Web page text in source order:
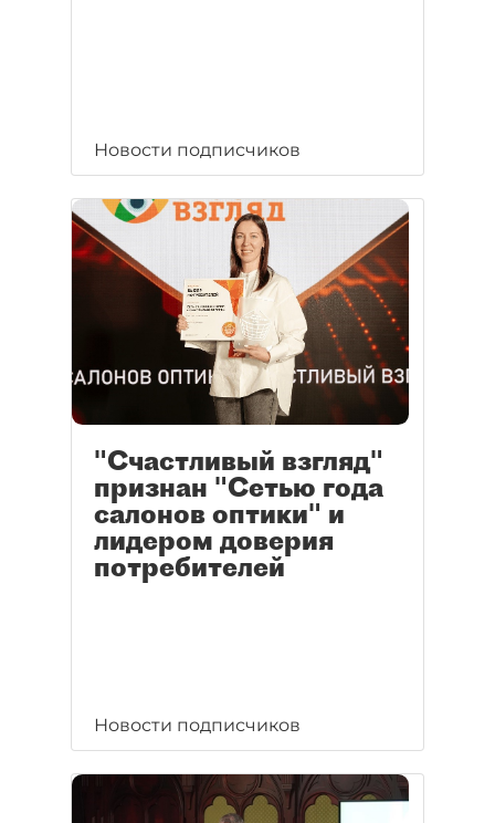
Новости подписчиков
"Счастливый взгляд"
признан "Сетью года
салонов оптики" и
лидером доверия
потребителей
Новости подписчиков